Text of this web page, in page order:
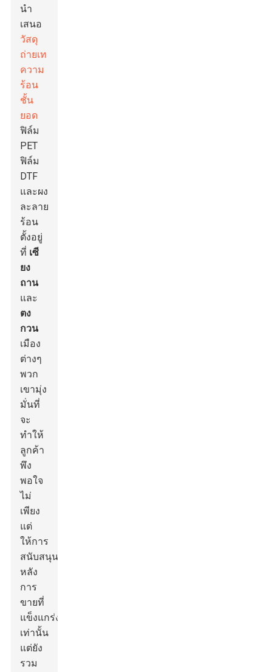
นำ
เสนอ
วัสดุ
ถ่ายเท
ความ
ร้อน
ชั้น
ยอด
ฟิล์ม
PET
ฟิล์ม
DTF
และผง
ละลาย
ร้อน
ตั้งอยู่
ที่ เซี
ยง
ถาน
และ
ตง
กวน
เมือง
ต่างๆ
พวก
เขามุ่ง
มั่นที่
จะ
ทำให้
ลูกค้า
พึง
พอใจ
ไม่
เพียง
แต่
ให้การ
สนับสนุน
หลัง
การ
ขายที่
แข็งแกร่ง
เท่านั้น
แต่ยัง
รวม